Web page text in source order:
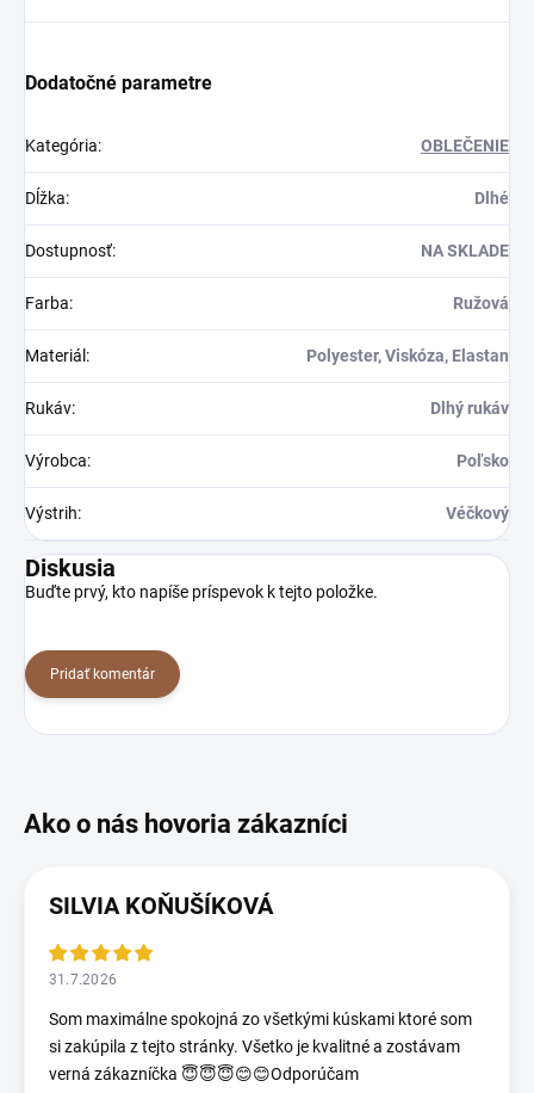
Dodatočné parametre
Kategória: OBLEČENIE
Dĺžka: Dlhé
Dostupnosť: NA SKLADE
Farba: Ružová
Materiál: Polyester, Viskóza, Elastan
Rukáv: Dlhý rukáv
Výrobca: Poľsko
Výstrih: Véčkový
Diskusia
Buďte prvý, kto napíše príspevok k tejto položke.
Pridať komentár
SILVIA KOŇUŠÍKOVÁ
31.7.2026
Som maximálne spokojná zo všetkými kúskami ktoré som
si zakúpila z tejto stránky. Všetko je kvalitné a zostávam
verná zákazníčka 😇😇😇😊😊Odporúčam